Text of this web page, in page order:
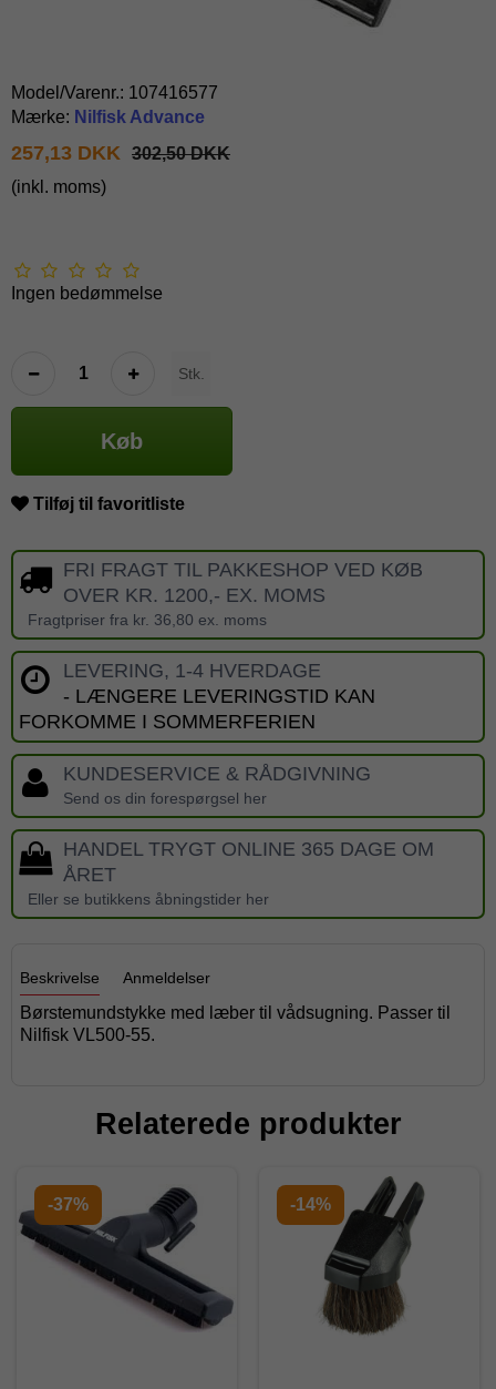
Model/Varenr.: 107416577
Mærke: Nilfisk Advance
257,13 DKK 302,50 DKK
(inkl. moms)
Ingen bedømmelse
Stk.
Køb
Tilføj til favoritliste
FRI FRAGT TIL PAKKESHOP VED KØB
OVER KR. 1200,- EX. MOMS
Fragtpriser fra kr. 36,80 ex. moms
LEVERING, 1-4 HVERDAGE
- LÆNGERE LEVERINGSTID KAN
FORKOMME I SOMMERFERIEN
KUNDESERVICE & RÅDGIVNING
Send os din forespørgsel her
HANDEL TRYGT ONLINE 365 DAGE OM
ÅRET
Eller se butikkens åbningstider her
Beskrivelse Anmeldelser
Børstemundstykke med læber til vådsugning. Passer til
Nilfisk VL500-55.
Relaterede produkter
-37% -14%